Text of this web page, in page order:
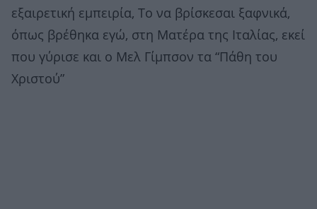
εξαιρετική εμπειρία, Το να βρίσκεσαι ξαφνικά,
όπως βρέθηκα εγώ, στη Ματέρα της Ιταλίας, εκεί
που γύρισε και ο Μελ Γίμπσον τα “Πάθη του
Χριστού”